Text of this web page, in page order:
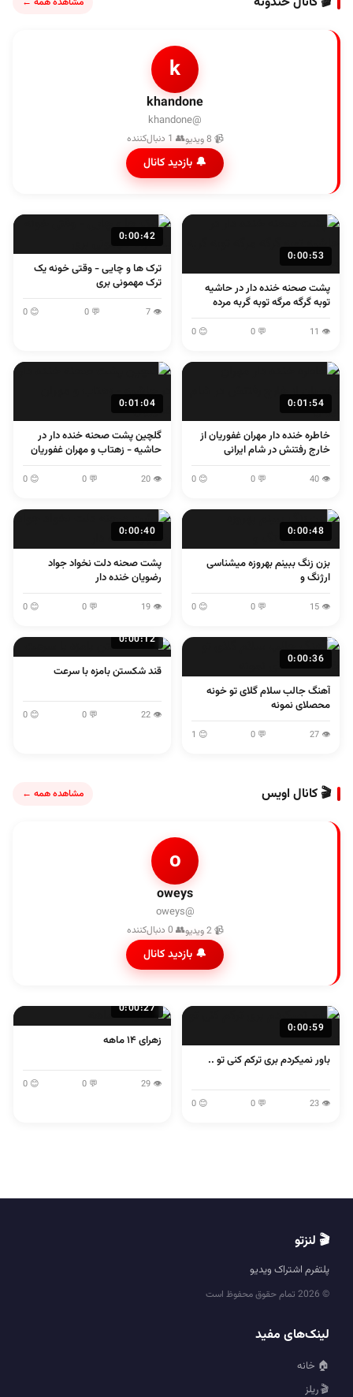
k
khandone
@khandone
📹 8 ویدیو 👥 1 دنبال‌کننده
🔔 بازدید کانال
0:00:53
پشت صحنه خنده دار در حاشیه
توبه گرگه مرگه توبه گربه مرده
👁 11
💬 0
😊 0
0:00:42
ترک ها و چایی - وقتی خونه یک
ترک مهمونی بری
👁 7
💬 0
😊 0
0:01:54
خاطره خنده دار مهران غفوریان از
خارج رفتنش در شام ایرانی
👁 40
💬 0
😊 0
0:01:04
گلچین پشت صحنه خنده دار در
حاشیه - زهتاب و مهران غفوریان
👁 20
💬 0
😊 0
0:00:48
بزن زنگ ببینم بهروزه میشناسی
ارژنگ و
👁 15
💬 0
😊 0
0:00:40
پشت صحنه دلت نخواد جواد
رضویان خنده دار
👁 19
💬 0
😊 0
0:00:36
آهنگ جالب سلام گلای تو خونه
محصلای نمونه
👁 27
💬 0
😊 1
0:00:12
قند شکستن بامزه با سرعت
👁 22
💬 0
😊 0
🎬 کانال اویس مشاهده همه ←
o
oweys
@oweys
📹 2 ویدیو 👥 0 دنبال‌کننده
🔔 بازدید کانال
0:00:59
باور نمیکردم بری ترکم کنی تو ..
👁 23
💬 0
😊 0
0:00:27
زهرای ۱۴ ماهه
👁 29
💬 0
😊 0
🎬 لنزتو
پلتفرم اشتراک ویدیو
© 2026 تمام حقوق محفوظ است
لینک‌های مفید
🏠 خانه
🎬 ریلز